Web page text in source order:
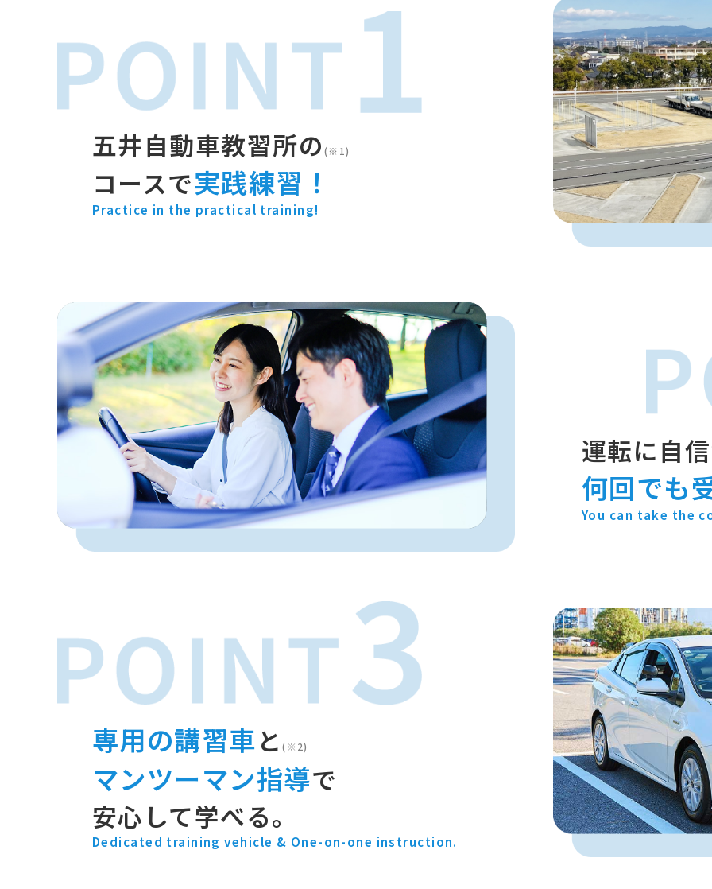
五井自動車教習所の (※1)
コースで実践練習！
Practice in the practical training!
運転に自
何回でも
You can take the
専用の講習車と(※2)
マンツーマン指導で
安心して学べる。
Dedicated training vehicle & One-on-one instruction.